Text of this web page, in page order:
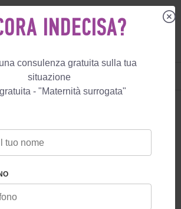
PAESE È CONSENTITA LA
INDECISA?
consulenza gratuita sulla tua
situazione
- "Maternità surrogata"